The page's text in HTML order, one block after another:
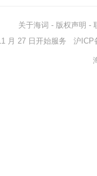
关于海词 - 版权声明 -
月 27 日开始服务 沪ICP